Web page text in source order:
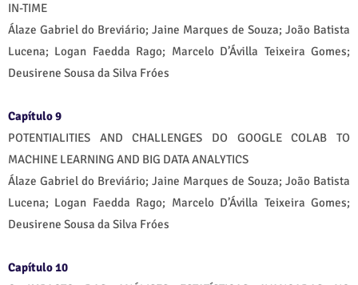
IN-TIME
Álaze Gabriel do Breviário; Jaine Marques de Souza; João Batista
Lucena; Logan Faedda Rago; Marcelo D’Ávilla Teixeira Gomes;
Deusirene Sousa da Silva Fróes
Capítulo 9
POTENTIALITIES AND CHALLENGES DO GOOGLE COLAB TO
MACHINE LEARNING AND BIG DATA ANALYTICS
Álaze Gabriel do Breviário; Jaine Marques de Souza; João Batista
Lucena; Logan Faedda Rago; Marcelo D’Ávilla Teixeira Gomes;
Deusirene Sousa da Silva Fróes
Capítulo 10